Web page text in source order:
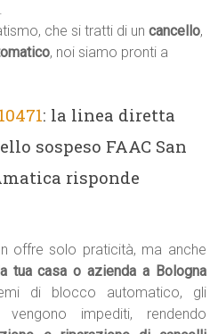
.
che si tratti di uncancello,
, noi siamo pronti a
: la linea diretta
sospeso FAAC San
risponde
offre solo praticità, ma anche
tua casa o azienda a Bologna
di blocco automatico, gli
impediti, rendendo